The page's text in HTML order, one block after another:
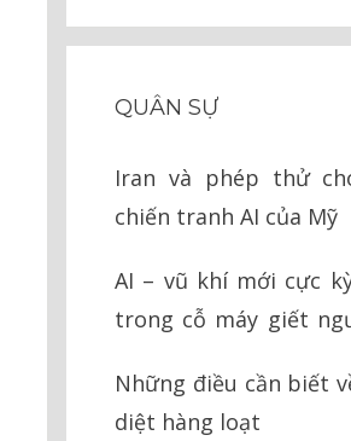
QUÂN SỰ
Iran và phép thử
chiến tranh AI của Mỹ
AI – vũ khí mới cực
trong cỗ máy giết
Những điều cần biết
diệt hàng loạt